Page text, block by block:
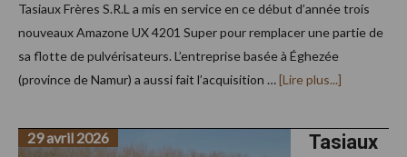
Tasiaux Frères S.R.L a mis en service en ce début d’année trois
nouveaux Amazone UX 4201 Super pour remplacer une partie de
sa flotte de pulvérisateurs. L’entreprise basée à Éghezée
(province de Namur) a aussi fait l’acquisition …[Lire plus...]
Amazone
UX
Tasiaux
29 avril 2026